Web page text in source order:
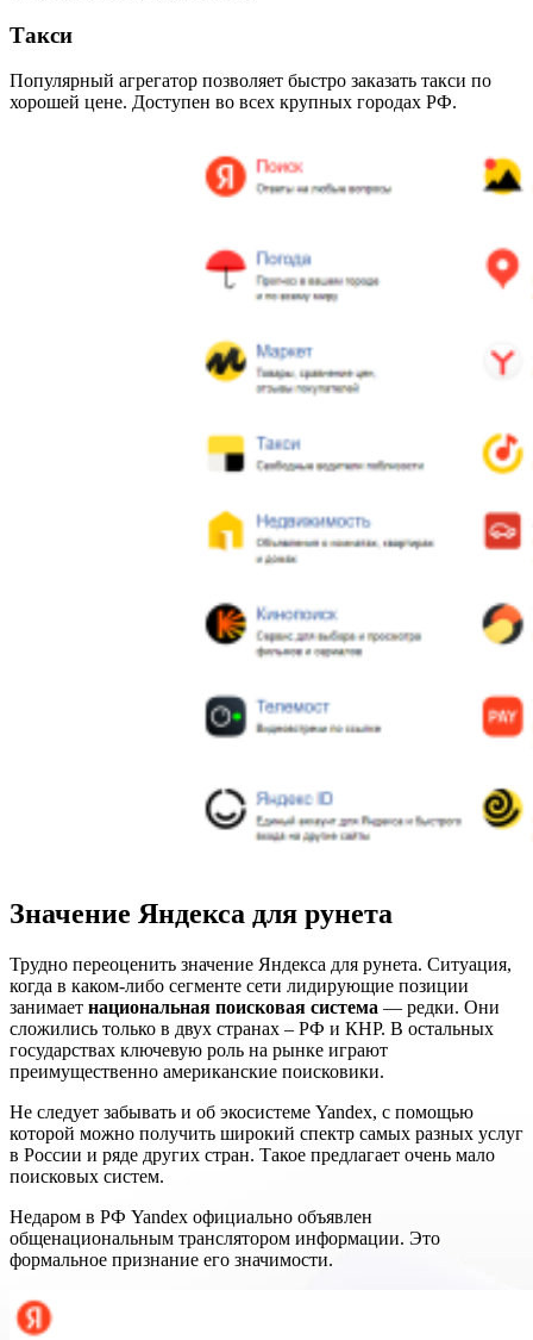
Такси
Популярный агрегатор позволяет быстро заказать такси по
хорошей цене. Доступен во всех крупных городах РФ.
Значение Яндекса для рунета
Трудно переоценить значение Яндекса для рунета. Ситуация,
когда в каком-либо сегменте сети лидирующие позиции
занимает национальная поисковая система — редки. Они
сложились только в двух странах – РФ и КНР. В остальных
государствах ключевую роль на рынке играют
преимущественно американские поисковики.
Не следует забывать и об экосистеме Yandex, с помощью
которой можно получить широкий спектр самых разных услуг
в России и ряде других стран. Такое предлагает очень мало
поисковых систем.
Недаром в РФ Yandex официально объявлен
общенациональным транслятором информации. Это
формальное признание его значимости.